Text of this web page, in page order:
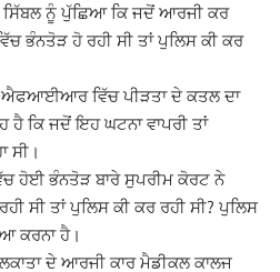
ਸਿੱਬਲ ਨੂੰ ਪੁੱਛਿਆ ਕਿ ਜਦੋਂ ਆਰਜੀ ਕਰ
ਭੰਨਤੋੜ ਹੋ ਰਹੀ ਸੀ ਤਾਂ ਪੁਲਿਸ ਕੀ ਕਰ
ਐਫਆਈਆਰ ਵਿੱਚ ਪੀੜਤਾ ਦੇ ਕਤਲ ਦਾ
ਹੈ ਕਿ ਜਦੋਂ ਇਹ ਘਟਨਾ ਵਾਪਰੀ ਤਾਂ
ਸੀ।
ਹੋਈ ਭੰਨਤੋੜ ਬਾਰੇ ਸੁਪਰੀਮ ਕੋਰਟ ਨੇ
ਸੀ ਤਾਂ ਪੁਲਿਸ ਕੀ ਕਰ ਰਹੀ ਸੀ? ਪੁਲਿਸ
ਕਰਨਾ ਹੈ।
ਦੇ ਆਰਜੀ ਕਾਰ ਮੈਡੀਕਲ ਕਾਲਜ